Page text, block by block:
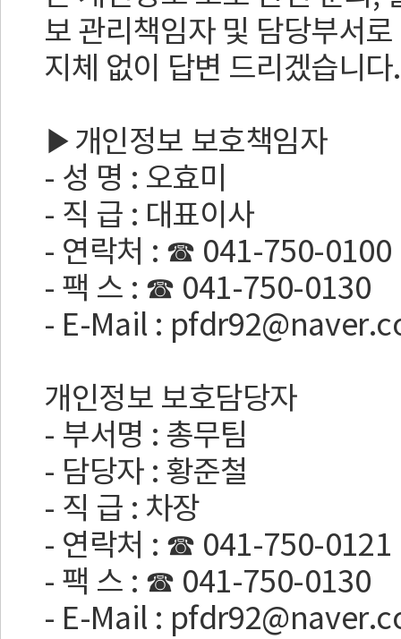
보 관리책임자 및 담당부서
지체 없이 답변 드리겠습니다.
▶개인정보 보호책임자
- 성 명 : 오효미
- 직 급 : 대표이사
- 연락처 : ☎ 041-750-0100
- 팩 스 : ☎ 041-750-0130
- E-Mail :
개인정보 보호담당자
- 부서명 : 총무팀
- 담당자 : 황준철
- 직 급 : 차장
- 연락처 : ☎ 041-750-0121
- 팩 스 : ☎ 041-750-0130
- E-Mail :